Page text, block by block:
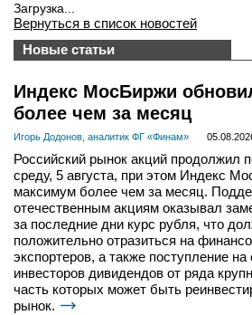
Загрузка...
Вернуться в список новостей
Новые статьи
Индекс МосБиржи
более чем за месяц
Игорь Додонов, аналитик ФГ «Финам»
Российский рынок акций продолжил
среду, 5 августа, при этом Индекс
максимум более чем за месяц.
отечественным акциям оказывал
за последние дни курс рубля, что
положительно отразиться на
экспортеров, а также поступление на
инвесторов дивидендов от ряда
часть которых может быть
рынок.